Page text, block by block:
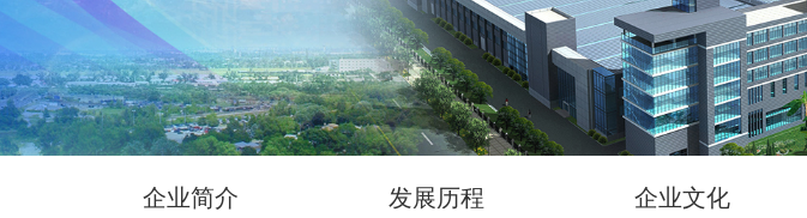
企业简介 发展历程 企业文化